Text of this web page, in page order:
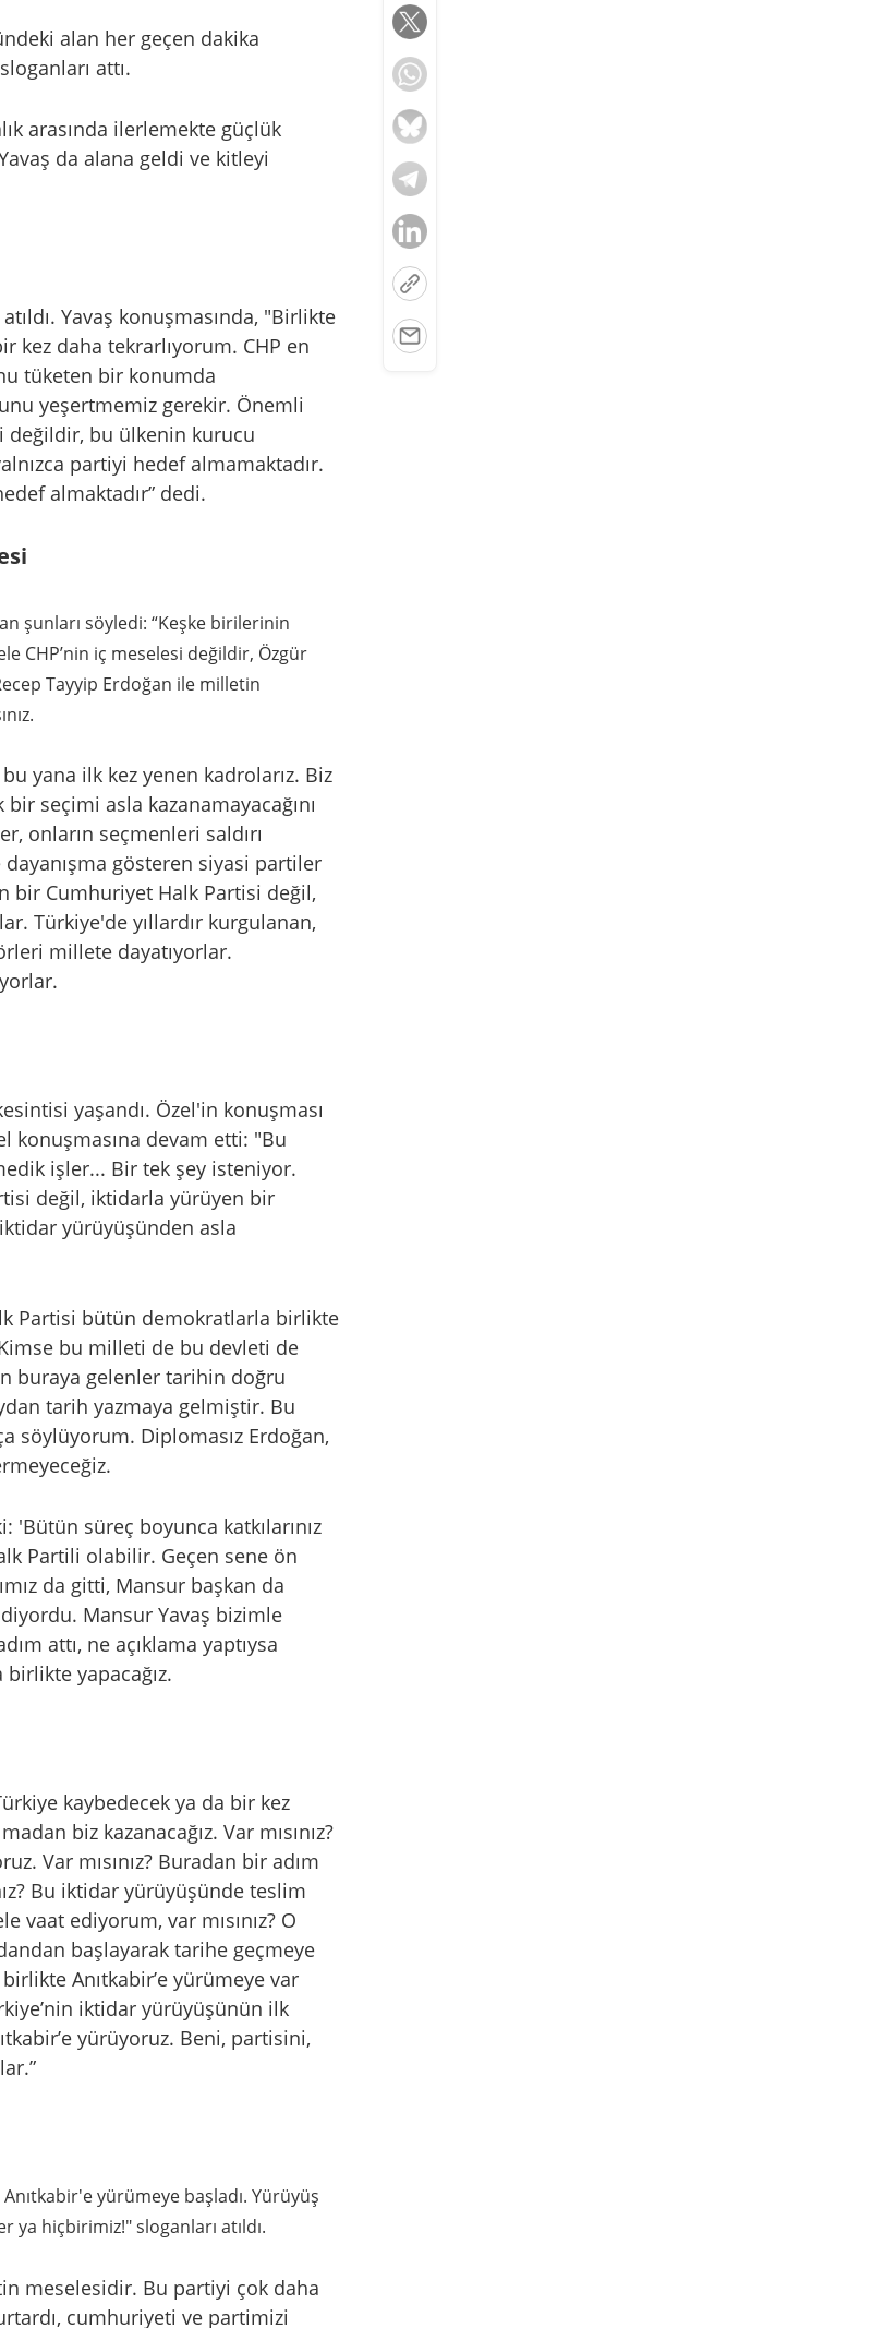
alan her geçen dakika
attı.
arasında ilerlemekte güçlük
da alana geldi ve kitleyi
Yavaş konuşmasında, "Birlikte
kez daha tekrarlıyorum. CHP en
tüketen bir konumda
yeşertmemiz gerekir. Önemli
değildir, bu ülkenin kurucu
partiyi hedef almamaktadır.
almaktadır” dedi.
şunları söyledi: “Keşke birilerinin
CHP’nin iç meselesi değildir, Özgür
Tayyip Erdoğan ile milletin
yana ilk kez yenen kadrolarız. Biz
seçimi asla kazanamayacağını
onların seçmenleri saldırı
gösteren siyasi partiler
bir Cumhuriyet Halk Partisi değil,
Türkiye'de yıllardır kurgulanan,
millete dayatıyorlar.
yaşandı. Özel'in konuşması
konuşmasına devam etti: "Bu
işler... Bir tek şey isteniyor.
değil, iktidarla yürüyen bir
yürüyüşünden asla
Partisi bütün demokratlarla birlikte
bu milleti de bu devleti de
buraya gelenler tarihin doğru
tarih yazmaya gelmiştir. Bu
söylüyorum. Diplomasız Erdoğan,
süreç boyunca katkılarınız
Partili olabilir. Geçen sene ön
da gitti, Mansur başkan da
diyordu. Mansur Yavaş bizimle
attı, ne açıklama yaptıysa
yapacağız.
kaybedecek ya da bir kez
biz kazanacağız. Var mısınız?
Var mısınız? Buradan bir adım
Bu iktidar yürüyüşünde teslim
vaat ediyorum, var mısınız? O
başlayarak tarihe geçmeye
Anıtkabir’e yürümeye var
iktidar yürüyüşünün ilk
yürüyoruz. Beni, partisini,
yürümeye başladı. Yürüyüş
ya hiçbirimiz!" sloganları atıldı.
meselesidir. Bu partiyi çok daha
cumhuriyeti ve partimizi